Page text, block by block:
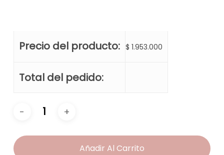
Precio del producto: $ 1.953.000
Total del pedido:
Añadir Al Carrito